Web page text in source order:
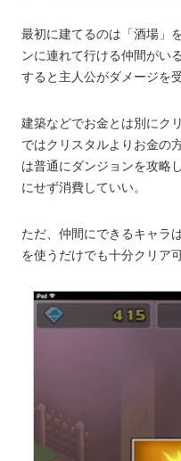
最初に建てるのは「酒場」
ンに連れて行ける仲間がい
すると主人公がダメージを
建築などでお金とは別にク
ではクリスタルよりお金の
は普通にダンジョンを攻略
にせず消費していい。
ただ、仲間にできるキャラ
を使うだけでも十分クリア可